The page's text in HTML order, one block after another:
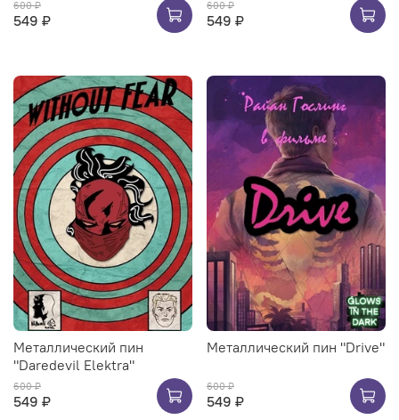
600 ₽
549 ₽
600 ₽
549 ₽
Металлический пин
"Daredevil Elektra"
600 ₽
549 ₽
Металлический пин "Drive"
600 ₽
549 ₽